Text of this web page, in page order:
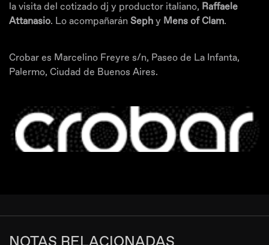
la visita del cotizado dj y productor italiano, Raffaele
Attanasio. Lo acompañarán Seph y Mens of Clam.
Crobar es Marcelino Freyre s/n, Paseo de La Infanta,
Palermo, Ciudad de Buenos Aires.